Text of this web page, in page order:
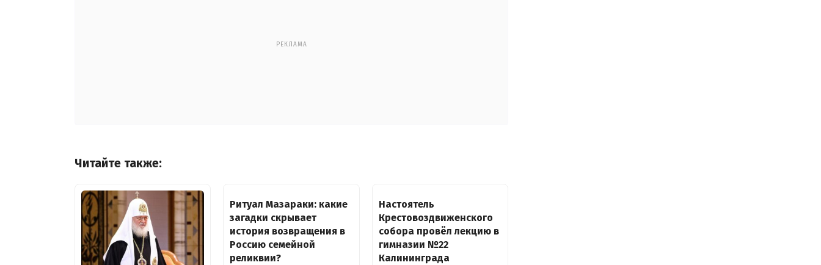
РЕКЛАМА
Читайте также:
Ритуал Мазараки: какие
загадки скрывает
история возвращения в
Россию семейной
реликвии?
Настоятель
Крестовоздвиженского
собора провёл лекцию в
гимназии №22
Калининграда